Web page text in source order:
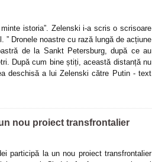
istoria”. Zelenski i-a scris o scrisoare
Dronele noastre cu rază lungă de acțiune
de la Sankt Petersburg, după ce au
După cum bine știți, această distanță nu
deschisă a lui Zelenski către Putin - text
nou proiect transfrontalier
participă la un nou proiect transfrontalier